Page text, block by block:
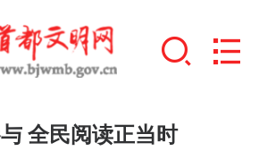
全民阅读正当时